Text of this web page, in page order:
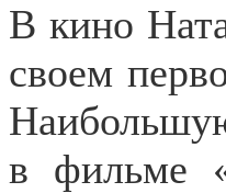
В кино
своем
в фильме